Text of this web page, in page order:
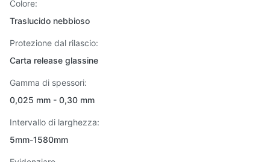
Colore:
Traslucido nebbioso
Protezione dal rilascio:
Carta release glassine
Gamma di spessori:
0,025 mm - 0,30 mm
Intervallo di larghezza:
5mm-1580mm